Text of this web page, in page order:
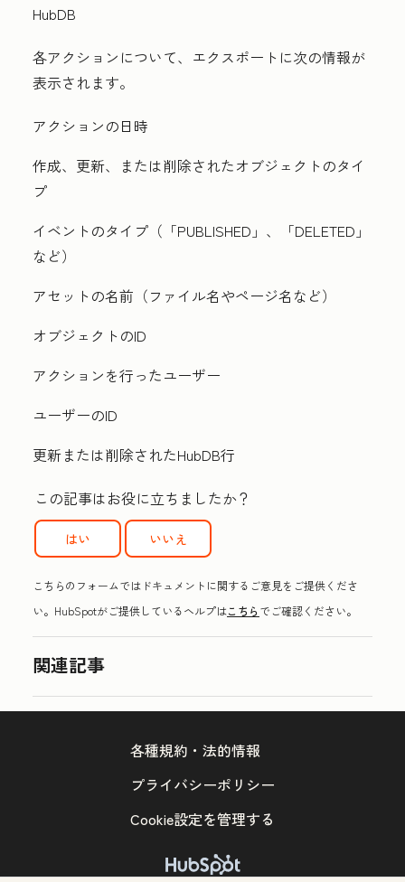
HubDB
各アクションについて、エクスポートに次の情報が
表示されます。
アクションの日時
作成、更新、または削除されたオブジェクトのタイ
プ
イベントのタイプ（「PUBLISHED」、「DELETED」
など）
アセットの名前（ファイル名やページ名など）
オブジェクトのID
アクションを行ったユーザー
ユーザーのID
更新または削除されたHubDB行
この記事はお役に立ちましたか？
はい いいえ
こちらのフォームではドキュメントに関するご意見をご提供くださ
い。HubSpotがご提供しているヘルプはこちらでご確認ください。
関連記事
各種規約・法的情報
プライバシーポリシー
Cookie設定を管理する